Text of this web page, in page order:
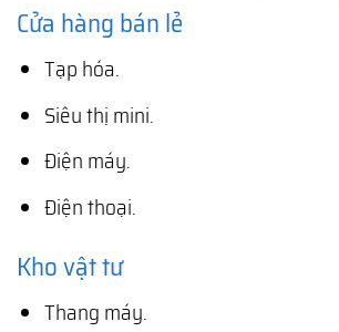
Cửa hàng bán lẻ
Tạp hóa.
Siêu thị mini.
Điện máy.
Điện thoại.
Kho vật tư
Thang máy.